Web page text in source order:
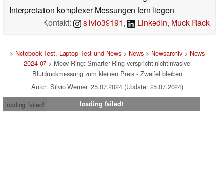
Interpretation komplexer Messungen fern liegen.
Kontakt:
silvio39191, LinkedIn, Muck Rack
> Notebook Test, Laptop Test und News> News> Newsarchiv> News
2024-07 > Moov Ring: Smarter Ring verspricht nichtinvasive
Blutdruckmessung zum kleinen Preis - Zweifel bleiben
Autor: Silvio Werner, 25.07.2024 (Update: 25.07.2024)
loading failed!
loading failed!